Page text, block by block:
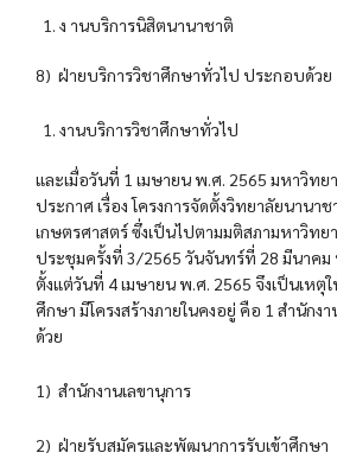
ง านบริการนิสิตนานาชาติ
8) ฝ่ายบริการวิชาศึกษาทั่วไป ประกอบด้วย
งานบริการวิชาศึกษาทั่วไป
และเมื่อวันที่ 1 เมษายน พ.ศ. 2565 มหาวิทย
ประกาศ เรื่อง โครงการจัดตั้งวิทยาลัยนานา
เกษตรศาสตร์ ซึ่งเป็นไปตามมติสภามหาวิทย
ประชุมครั้งที่ 3/2565 วันจันทร์ที่ 28 มีนาคม
ตั้งแต่วันที่ 4 เมษายน พ.ศ. 2565 จึงเป็นเหตุ
ศึกษา มีโครงสร้างภายในคงอยู่ คือ 1 สำนักง
ด้วย
1) สำนักงานเลขานุการ
2) ฝ่ายรับสมัครและพัฒนาการรับเข้าศึกษา